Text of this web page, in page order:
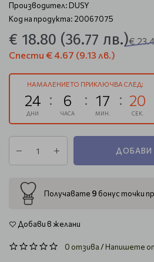
Производител:DUSY
Код на продукта: 20067075
€ 18.80 (36.77 лв.)€
Спести € 4.67 (9.13 лв.)
НАМАЛЕНИЕТО ПРИКЛЮЧВА СЛЕД:
24
ДНИ
6
ЧАСА
17
МИН.
19
СЕК.
ДОБАВИ
Получавате 9 бонус точки
Добави в желани
0 отзива/Напишете